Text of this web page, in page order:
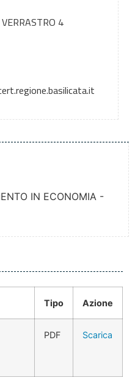
4
IN ECONOMIA -
Tipo Azione
PDF Scarica